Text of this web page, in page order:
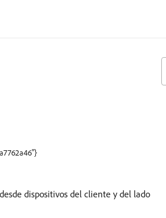
dispositivos del cliente y del lado